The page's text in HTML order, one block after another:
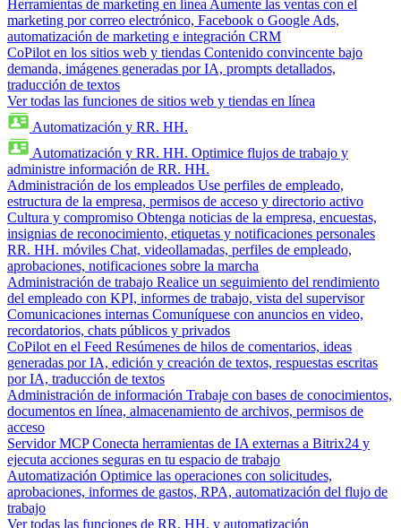
Herramientas de marketing en línea Aumente las ventas con el
marketing por correo electrónico, Facebook o Google Ads,
automatización de marketing e integración CRM
CoPilot en los sitios web y tiendas Contenido convincente bajo
demanda, imágenes generadas por IA, prompts detallados,
traducción de textos
Ver todas las funciones de sitios web y tiendas en línea
Automatización y RR. HH.
Automatización y RR. HH. Optimice flujos de trabajo y
administre información de RR. HH.
Administración de los empleados Use perfiles de empleado,
estructura de la empresa, permisos de acceso y directorio activo
Cultura y compromiso Obtenga noticias de la empresa, encuestas,
insignias de reconocimiento, etiquetas y notificaciones personales
RR. HH. móviles Chat, videollamadas, perfiles de empleado,
aprobaciones, notificaciones sobre la marcha
Administración de trabajo Realice un seguimiento del rendimiento
del empleado con KPI, informes de trabajo, vista del supervisor
Comunicaciones internas Comuníquese con anuncios en video,
recordatorios, chats públicos y privados
CoPilot en el Feed Resúmenes de hilos de comentarios, ideas
generadas por IA, edición y creación de textos, respuestas escritas
por IA, traducción de textos
Administración de información Trabaje con bases de conocimientos,
documentos en línea, almacenamiento de archivos, permisos de
acceso
Servidor MCP Conecta herramientas de IA externas a Bitrix24 y
ejecuta acciones seguras en tu espacio de trabajo
Automatización Optimice las operaciones con solicitudes,
aprobaciones, informes de gastos, RPA, automatización del flujo de
trabajo
Ver todas las funciones de RR. HH. y automatización